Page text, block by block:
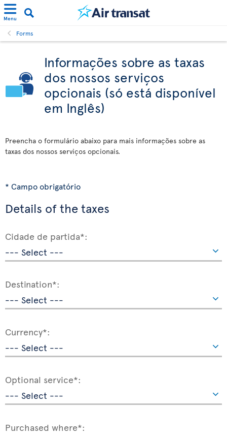
Menu
Forms
Informações sobre as taxas
dos nossos serviços
opcionais (só está disponível
em Inglês)
Preencha o formulário abaixo para mais informações sobre as
taxas dos nossos serviços opcionais.
* Campo obrigatório
Details of the taxes
Cidade de partida*:
Destination*:
Currency*:
Optional service*:
Purchased where*: